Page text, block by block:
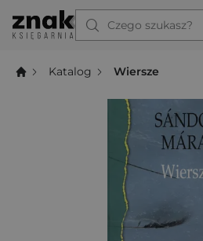
Czego szukasz?
Katalog Wiersze